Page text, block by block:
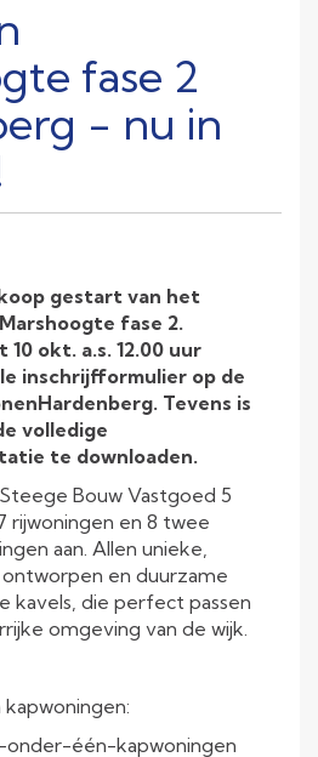
fase 2
- nu in
gestart van het
fase 2.
okt. a.s. 12.00 uur
inschrijfformulier op de
Tevens is
volledige
te downloaden.
Bouw Vastgoed 5
rijwoningen en 8 twee
aan. Allen unieke,
en duurzame
kavels, die perfect passen
omgeving van de wijk.
één-kapwoningen